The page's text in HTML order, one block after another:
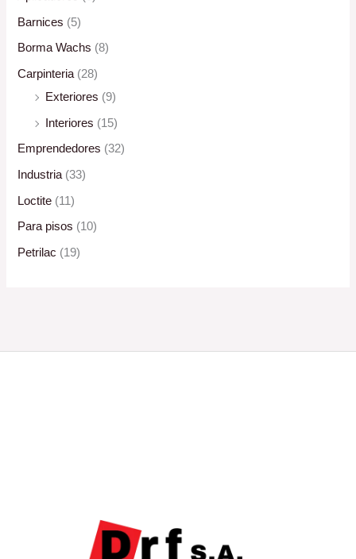
Barnices (5)
Borma Wachs (8)
Carpinteria (28)
Exteriores (9)
Interiores (15)
Emprendedores (32)
Industria (33)
Loctite (11)
Para pisos (10)
Petrilac (19)